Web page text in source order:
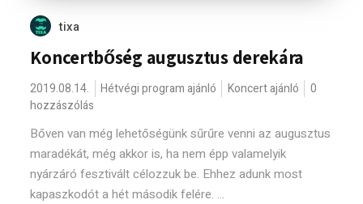
tixa
Koncertbőség augusztus derekára
2019.08.14. Hétvégi program ajánló Koncert ajánló
0
hozzászólás
Bőven van még lehetőségünk sűrűre venni az augusztus
maradékát, még akkor is, ha nem épp valamelyik
nyárzáró fesztivált célozzuk be. Ehhez adunk most
kapaszkodót a hét második felére. ...